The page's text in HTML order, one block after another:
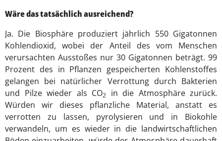
Wäre das tatsächlich ausreichend?
Ja. Die Biosphäre produziert jährlich 550 Gigatonnen
Kohlendioxid, wobei der Anteil des vom Menschen
verursachten Ausstoßes nur 30 Gigatonnen beträgt. 99
Prozent des in Pflanzen gespeicherten Kohlenstoffes
gelangen bei natürlicher Verrottung durch Bakterien
und Pilze wieder als CO2
in die Atmosphäre zurück.
Würden wir dieses pflanzliche Material, anstatt es
verrotten zu lassen, pyrolysieren und in Biokohle
verwandeln, um es wieder in die landwirtschaftlichen